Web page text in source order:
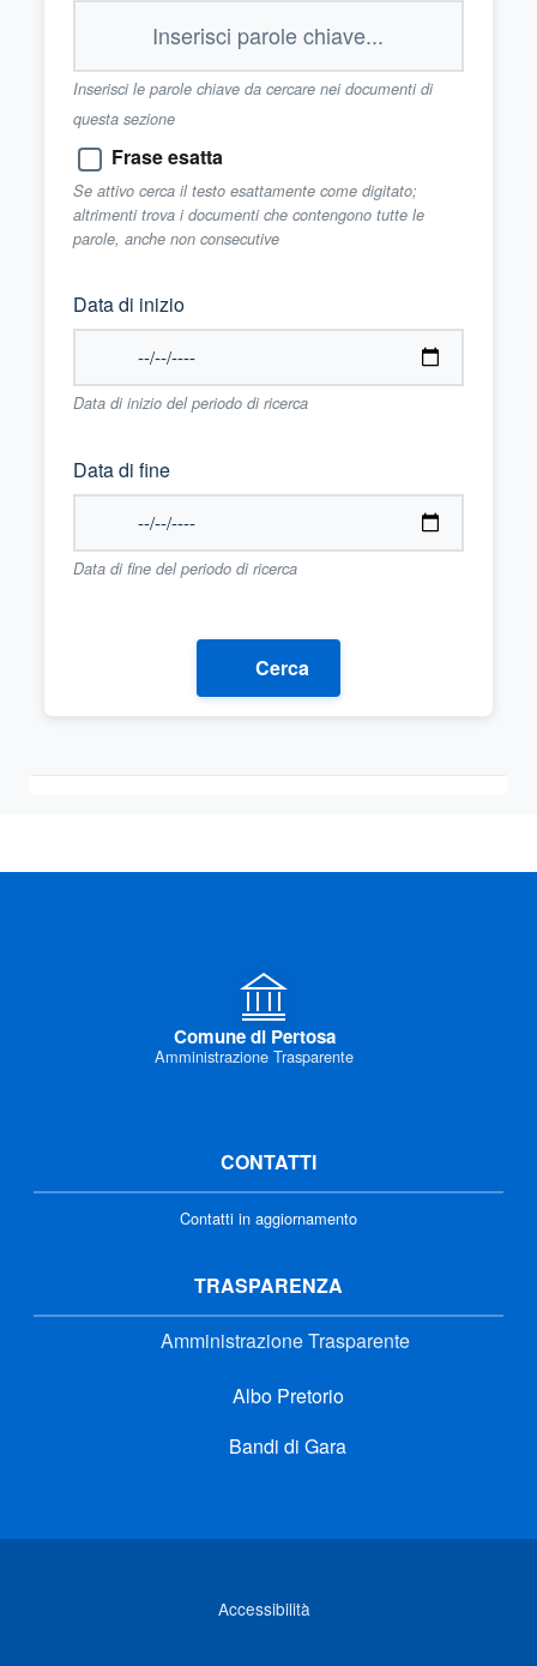
Inserisci le parole chiave da cercare nei documenti di
questa sezione
Frase esatta
Se attivo cerca il testo esattamente come digitato;
altrimenti trova i documenti che contengono tutte le
parole, anche non consecutive
Data di inizio
Data di inizio del periodo di ricerca
Data di fine
Data di fine del periodo di ricerca
Cerca
Comune di Pertosa
Amministrazione Trasparente
CONTATTI
Contatti in aggiornamento
TRASPARENZA
Amministrazione Trasparente
Albo Pretorio
Bandi di Gara
Accessibilità